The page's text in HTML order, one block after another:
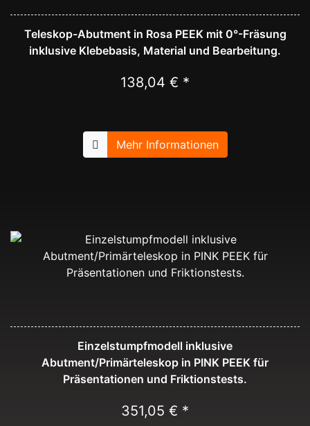
Teleskop-Abutment in Rosa PEEK mit 0°-Fräsung
inklusive Klebebasis, Material und Bearbeitung.
138,04 € *
Mehr Informationen
Einzelstumpfmodell inklusive
Abutment/Primärteleskop in PINK PEEK für
Präsentationen und Friktionstests.
351,05 € *